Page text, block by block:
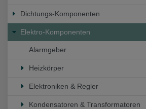
Dichtungs-Komponenten
Elektro-Komponenten
Alarmgeber
Heizkörper
Elektroniken & Regler
Kondensatoren & Transformatoren